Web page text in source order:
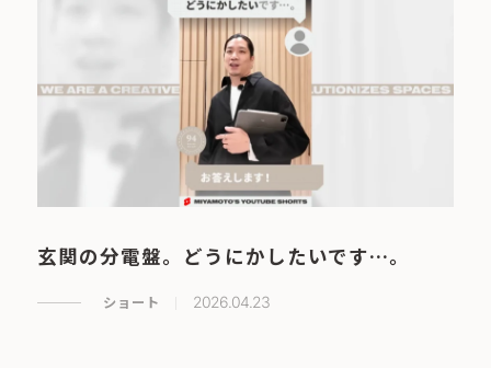
玄関の分電盤。どうにかしたいです…。
ショート 2026.04.23